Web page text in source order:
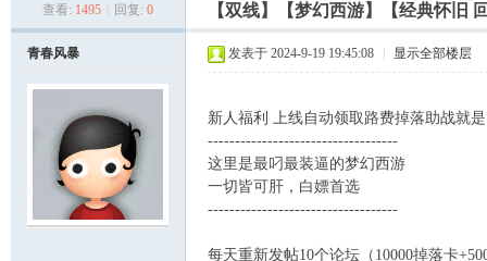
› ›
查看: 1495 回复: 0 【双线】【梦幻西游】【经典怀旧
青春风暴 发表于 2024-9-19 19:45:08 显示全部楼层
新人福利 上线自动领取路费掉落助战就是
-----------------------------------
这里是最叼最装逼的梦幻西游
一切皆可肝，白嫖首选
-----------------------------------
每天重新发帖10个论坛（10000掉落卡